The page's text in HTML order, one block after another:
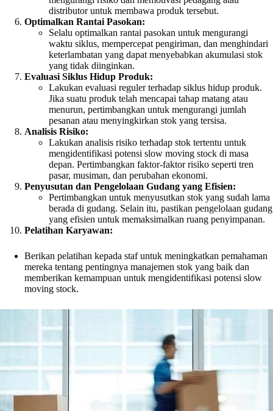
distributor untuk membawa produk tersebut.
Optimalkan Rantai Pasokan:
Selalu optimalkan rantai pasokan untuk mengurangi
waktu siklus, mempercepat pengiriman, dan menghindari
keterlambatan yang dapat menyebabkan akumulasi stok
yang tidak diinginkan.
Evaluasi Siklus Hidup Produk:
Lakukan evaluasi reguler terhadap siklus hidup produk.
Jika suatu produk telah mencapai tahap matang atau
menurun, pertimbangkan untuk mengurangi jumlah
pesanan atau menyingkirkan stok yang tersisa.
Analisis Risiko:
Lakukan analisis risiko terhadap stok tertentu untuk
mengidentifikasi potensi slow moving stock di masa
depan. Pertimbangkan faktor-faktor risiko seperti tren
pasar, musiman, dan perubahan ekonomi.
Penyusutan dan Pengelolaan Gudang yang Efisien:
Pertimbangkan untuk menyusutkan stok yang sudah lama
berada di gudang. Selain itu, pastikan pengelolaan gudang
yang efisien untuk memaksimalkan ruang penyimpanan.
Pelatihan Karyawan:
Berikan pelatihan kepada staf untuk meningkatkan pemahaman
mereka tentang pentingnya manajemen stok yang baik dan
memberikan kemampuan untuk mengidentifikasi potensi slow
moving stock.